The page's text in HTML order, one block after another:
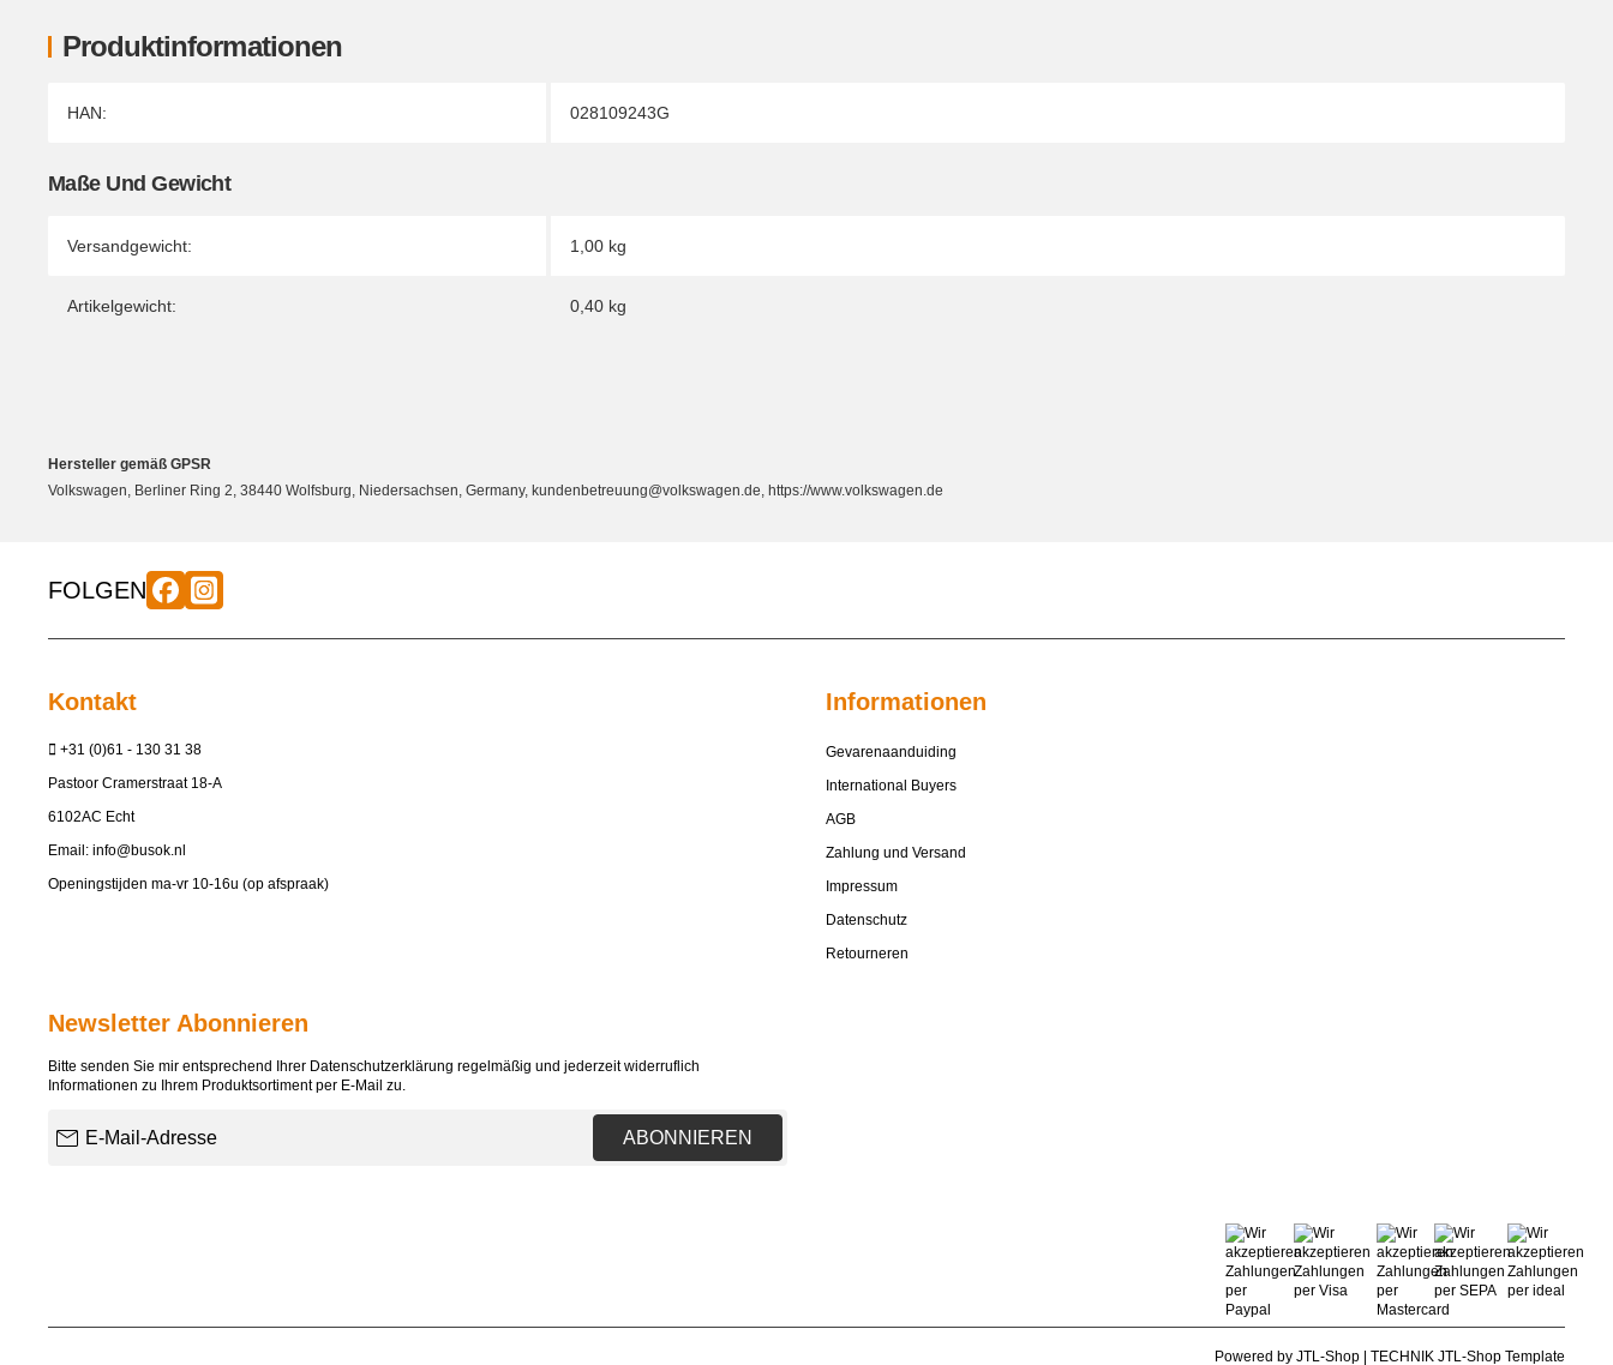
Produktinformationen
Produkteigenschaft
Wert
HAN: 028109243G
Maße Und Gewicht
Versandgewicht: 1,00 kg
Artikelgewicht: 0,40 kg
Hersteller gemäß GPSR
Volkswagen, Berliner Ring 2, 38440 Wolfsburg, Niedersachsen, Germany, kundenbetreuung@volkswagen.de, https://www.volkswagen.de
FOLGEN
Kontakt
+31 (0)61 - 130 31 38
Pastoor Cramerstraat 18-A
6102AC Echt
Email: info@busok.nl
Openingstijden ma-vr 10-16u (op afspraak)
Informationen
Gevarenaanduiding
International Buyers
AGB
Zahlung und Versand
Impressum
Datenschutz
Retourneren
Newsletter Abonnieren
Bitte senden Sie mir entsprechend Ihrer Datenschutzerklärung regelmäßig und jederzeit widerruflich
Informationen zu Ihrem Produktsortiment per E-Mail zu.
ABONNIEREN
Powered by JTL-Shop TECHNIK JTL-Shop Template